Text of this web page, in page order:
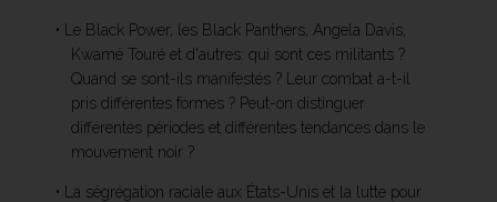
• Le Black Power, les Black Panthers, Angela Davis,
Kwamé Touré et d'autres: qui sont ces militants ?
Quand se sont-ils manifestés ? Leur combat a-t-il
pris différentes formes ? Peut-on distinguer
différentes périodes et différentes tendances dans le
mouvement noir ?
• La ségrégation raciale aux États-Unis et la lutte pour